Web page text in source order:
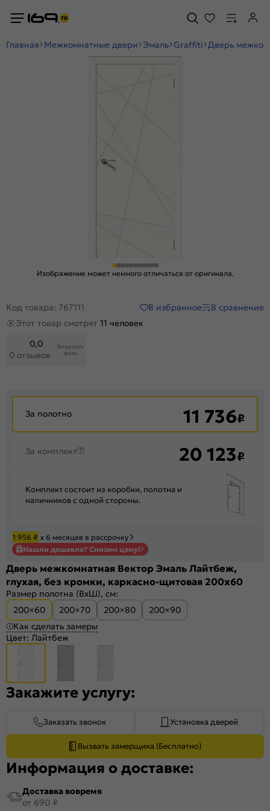
Главная Межкомнатные двери Эмаль Graffiti Дверь
Изображение может немного отличаться от оригинала.
Код товара: 767111 В избранное
В сравнение
Этот товар смотрят 11 человек
0,0
0 отзывов
Загрузить
фото
За полотно 11 736₽
За комплект 20 123₽
Комплект состоит из коробки, полотна и
наличников с одной стороны.
1 956 ₽ х 6 месяцев в рассрочку
Нашли дешевле? Снизим цену!
Дверь межкомнатная Вектор Эмаль Лайтбеж,
глухая, без кромки, каркасно-щитовая 200x60
Размер полотна (ВхШ), см:
200×60
200×70 200×80
200×90
Как сделать замеры
Цвет: Лайтбеж
Закажите услугу:
Заказать звонок Установка дверей
Вызвать замерщика (Бесплатно)
Информация о доставке:
Доставка вовремя
от 690 ₽